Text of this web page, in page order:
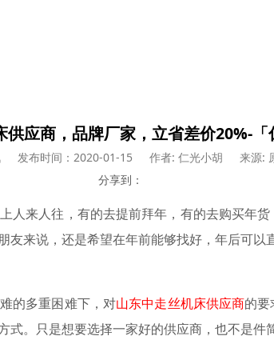
供应商，品牌厂家，立省差价20%-「
发布时间：2020-01-15 作者: 仁光小胡 来源:
分享到：
人来人往，有的去提前拜年，有的去购买年
友来说，还是希望在年前能够找好，年后可以
的多重困难下，对山东中走丝机床供应商的要
式。只是想要选择一家好的供应商，也不是件